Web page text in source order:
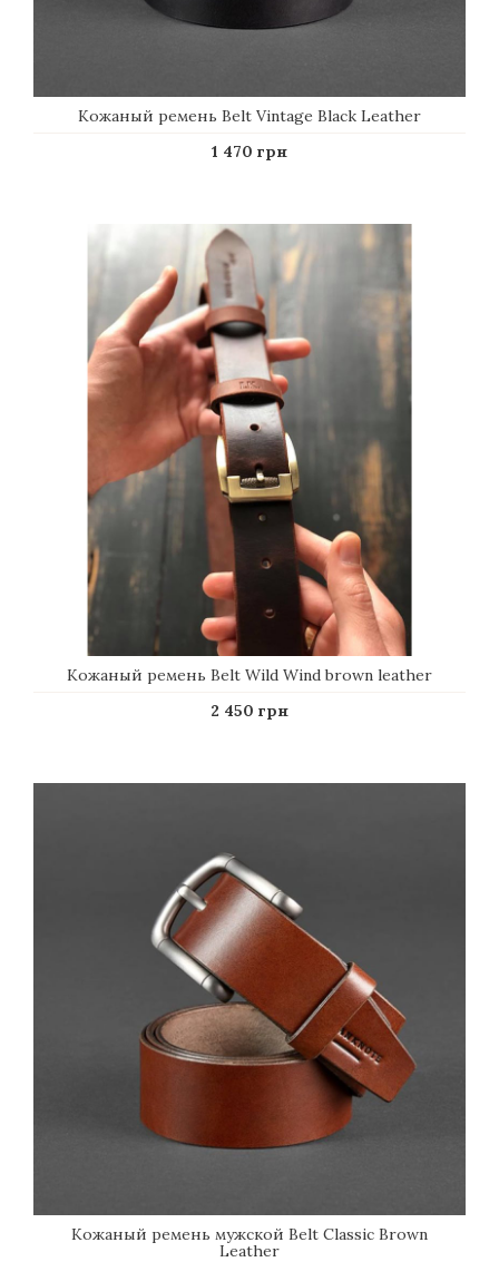
Кожаный ремень Belt Vintage Black Leather
1 470 грн
Кожаный ремень Belt Wild Wind brown leather
2 450 грн
Кожаный ремень мужской Belt Сlassic Brown
Leather